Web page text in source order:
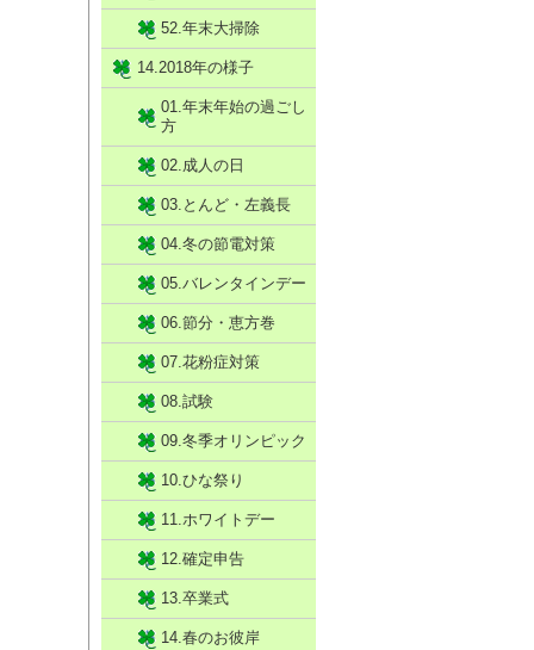
52.年末大掃除
14.2018年の様子
01.年末年始の過ごし
方
02.成人の日
03.とんど・左義長
04.冬の節電対策
05.バレンタインデー
06.節分・恵方巻
07.花粉症対策
08.試験
09.冬季オリンピック
10.ひな祭り
11.ホワイトデー
12.確定申告
13.卒業式
14.春のお彼岸